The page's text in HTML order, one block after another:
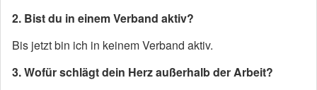
2. Bist du in einem Verband aktiv?
Bis jetzt bin ich in keinem Verband aktiv.
3. Wofür schlägt dein Herz außerhalb der Arbeit?